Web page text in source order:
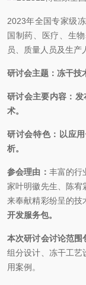
2023年全国专家级
国制药、医疗、生
员、质量人员及生产
研讨会主题：冻干技
研讨会主要内容：发
术。
研讨会特色：以应
析。
参会理由： 丰富的行
家叶明徽先生、陈宥
来奉献精彩纷呈的技
开发服务包。
本次研讨会讨论范围
组分设计、冻干工艺
用案例。